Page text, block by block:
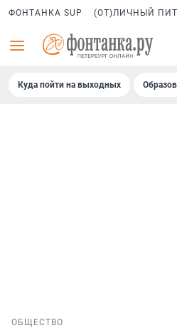
ФОНТАНКА SUP (ОТ)ЛИЧНЫЙ
Куда пойти на выходных
ОБЩЕСТВО